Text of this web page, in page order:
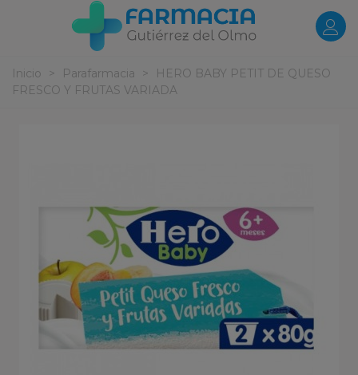
Inicio > Parafarmacia >
HERO BABY PETIT DE QUESO
FRESCO Y FRUTAS VARIADA